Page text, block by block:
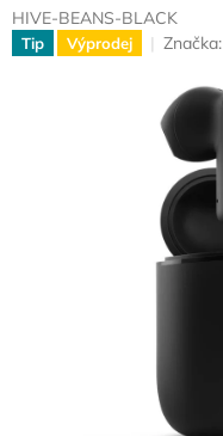
HIVE-BEANS-BLACK
Tip Výprodej Značka: